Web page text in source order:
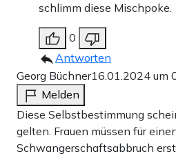
schlimm diese Mischpoke.
0
Antworten
Georg Büchner16.01.2024 um
Melden
Diese Selbstbestimmung
gelten. Frauen müssen für
Schwangerschaftsabbruch